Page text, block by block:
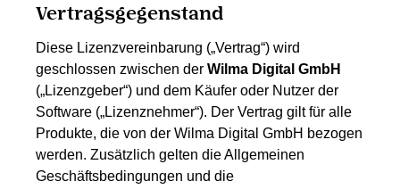
Vertragsgegenstand
Diese Lizenzvereinbarung („Vertrag“) wird
geschlossen zwischen der Wilma Digital GmbH
(„Lizenzgeber“) und dem Käufer oder Nutzer der
Software („Lizenznehmer“). Der Vertrag gilt für alle
Produkte, die von der Wilma Digital GmbH bezogen
werden. Zusätzlich gelten dieAllgemeinen
Geschäftsbedingungen und die